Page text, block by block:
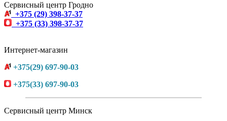
Сервисный центр Гродно
+375 (29) 398-37-37
+375 (33) 398-37-37
Интернет-магазин
+375(29) 697-90-03
+375(33) 697-90-03
Сервисный центр Минск